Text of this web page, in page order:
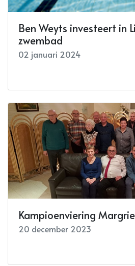
Ben Weyts investeert in
zwembad
02 januari 2024
Kampioenviering
20 december 2023